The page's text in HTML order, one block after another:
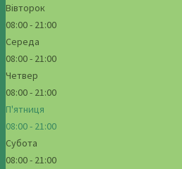
Вівторок
08:00 - 21:00
Середа
08:00 - 21:00
Четвер
08:00 - 21:00
П'ятниця
08:00 - 21:00
Субота
08:00 - 21:00